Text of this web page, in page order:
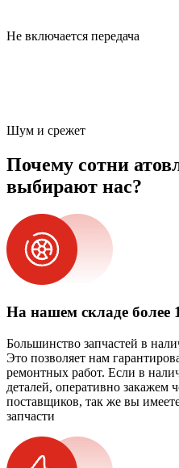
Не включается передача
Шум и срежет
Почему сотни
выбирают нас?
На нашем складе более
Большинство запчастей в
Это позволяет нам
ремонтных работ. Если в
деталей, оперативно закажем
поставщиков, так же вы
запчасти